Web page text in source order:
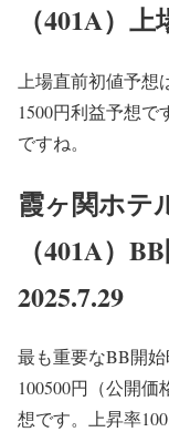
（401A）
上場直前初値予想
1500円利益予想
ですね。
霞ヶ関ホテ
（401A）
2025.7.29
最も重要なBB開
100500円（公開価
想です。上昇率